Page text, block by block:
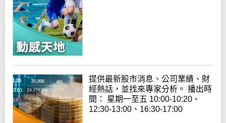
提供最新股市消息、公司業績、財
經熱話，並找來專家分析。 播出時
間： 星期一至五 10:00-10:20、
12:30-13:00、16:30-17:00